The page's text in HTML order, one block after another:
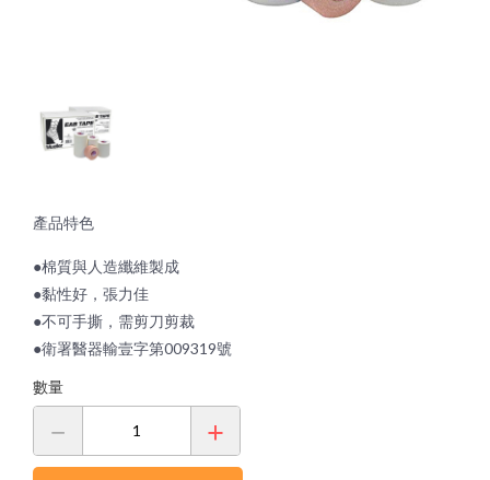
產品特色
●棉質與人造纖維製成
●黏性好，張力佳
●不可手撕，需剪刀剪裁
●衛署醫器輸壹字第009319號
數量